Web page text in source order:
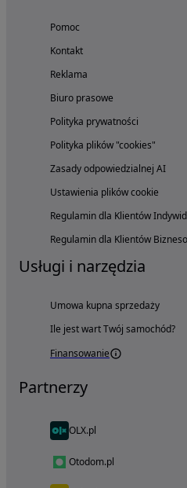
Pomoc
Kontakt
Reklama
Biuro prasowe
Polityka prywatności
Polityka plików "cookies"
Zasady odpowiedzialnej AI
Ustawienia plików cookie
Regulamin dla Klientów
Regulamin dla Klientów
Usługi i narzędzia
Umowa kupna sprzedaży
Ile jest wart Twój samochód?
Finansowanie
Partnerzy
OLX.pl
Otodom.pl